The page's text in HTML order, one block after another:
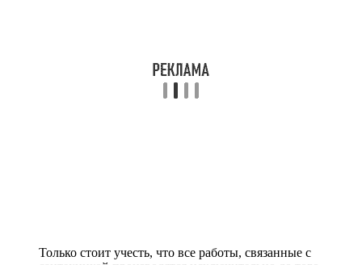
Только стоит учесть, что все работы, связанные с